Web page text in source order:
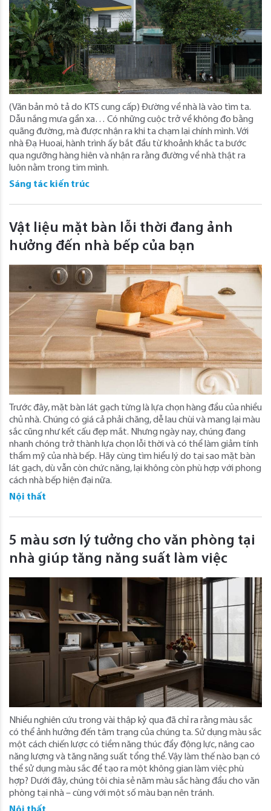
(Văn bản mô tả do KTS cung cấp) Đường về nhà là vào tìm ta.
Dẫu nắng mưa gần xa… Có những cuộc trở về không đo bằng
quãng đường, mà được nhận ra khi ta chạm lại chính mình. Với
nhà Đạ Huoai, hành trình ấy bắt đầu từ khoảnh khắc ta bước
qua ngưỡng hàng hiên và nhận ra rằng đường về nhà thật ra
luôn nằm trong tim mình.
Sáng tác kiến trúc
Vật liệu mặt bàn lỗi thời đang ảnh
hưởng đến nhà bếp của bạn
Trước đây, mặt bàn lát gạch từng là lựa chọn hàng đầu của nhiều
chủ nhà. Chúng có giá cả phải chăng, dễ lau chùi và mang lại màu
sắc cũng như kết cấu đẹp mắt. Nhưng ngày nay, chúng đang
nhanh chóng trở thành lựa chọn lỗi thời và có thể làm giảm tính
thẩm mỹ của nhà bếp. Hãy cùng tìm hiểu lý do tại sao mặt bàn
lát gạch, dù vẫn còn chức năng, lại không còn phù hợp với phong
cách nhà bếp hiện đại nữa.
Nội thất
5 màu sơn lý tưởng cho văn phòng tại
nhà giúp tăng năng suất làm việc
Nhiều nghiên cứu trong vài thập kỷ qua đã chỉ ra rằng màu sắc
có thể ảnh hưởng đến tâm trạng của chúng ta. Sử dụng màu sắc
một cách chiến lược có tiềm năng thúc đẩy động lực, nâng cao
năng lượng và tăng năng suất tổng thể. Vậy làm thế nào bạn có
thể sử dụng màu sắc để tạo ra một không gian làm việc phù
hợp? Dưới đây, chúng tôi chia sẻ năm màu sắc hàng đầu cho văn
phòng tại nhà – cùng với một số màu bạn nên tránh.